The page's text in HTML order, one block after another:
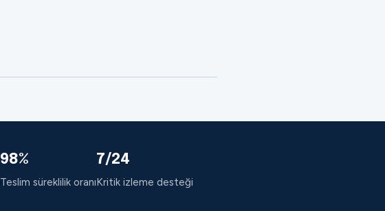
98%
Teslim süreklilik oranı
7/24
Kritik izleme desteği